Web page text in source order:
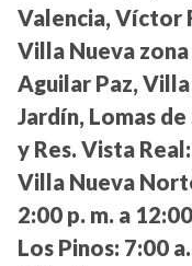
Valencia, Víctor
Villa Nueva zona
Aguilar Paz,
Jardín, Lomas
y Res. Vista Real:
Villa Nueva
2:00 p. m. a
Los Pinos: 7:00